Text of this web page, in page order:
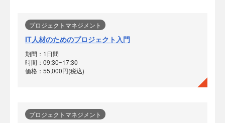
プロジェクトマネジメント
IT人材のためのプロジェクト入門
期間：1日間
時間：09:30~17:30
価格：55,000円(税込)
プロジェクトマネジメント